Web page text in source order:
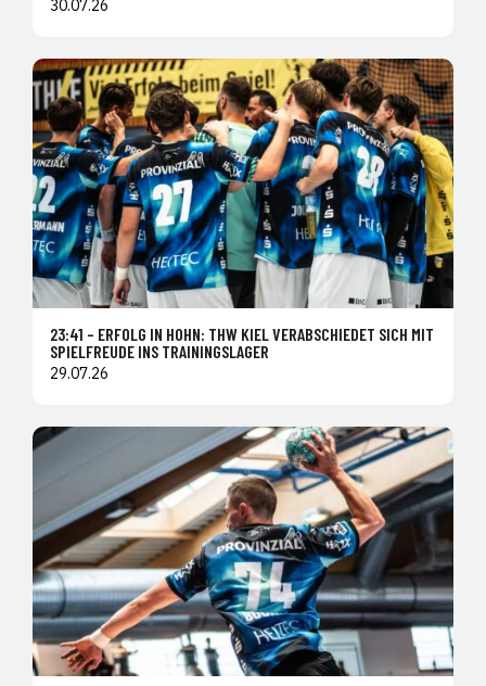
30.07.26
23:41 – ERFOLG IN HOHN: THW KIEL VERABSCHIEDET SICH MIT
SPIELFREUDE INS TRAININGSLAGER
29.07.26